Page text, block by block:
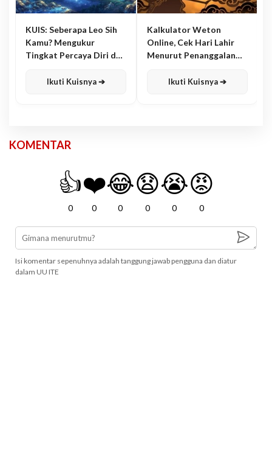
KUIS: Seberapa Leo Sih
Kamu? Mengukur
Tingkat Percaya Diri dan
Ikuti Kuisnya ➔
Kalkulator Weton
Online, Cek Hari Lahir
Menurut Penanggalan
Ikuti Kuisnya ➔
KOMENTAR
👍
0
❤️
0
😂
0
😧
0
😭
0
😡
0
Isi komentar sepenuhnya adalah tanggung jawab pengguna dan diatur
dalam UU ITE